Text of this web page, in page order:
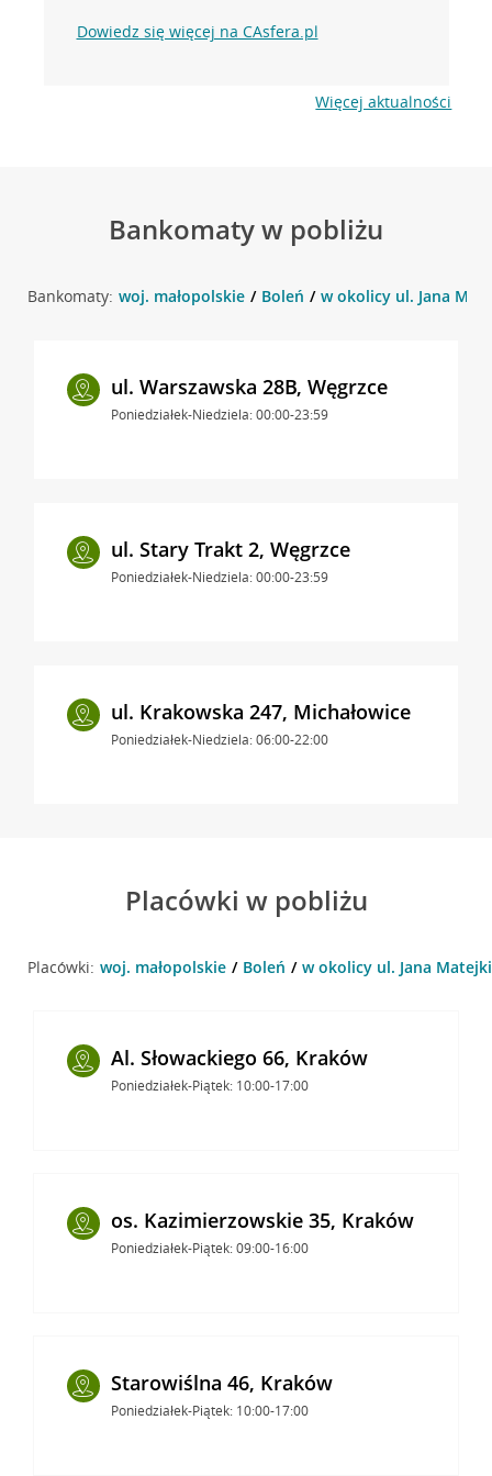
Dowiedz się więcej na CAsfera.pl
Więcej aktualności
Bankomaty w pobliżu
Bankomaty: woj. małopolskie Boleń w okolicy ul. Jana
ul. Warszawska 28B, Węgrzce
Poniedziałek-Niedziela: 00:00-23:59
ul. Stary Trakt 2, Węgrzce
Poniedziałek-Niedziela: 00:00-23:59
ul. Krakowska 247, Michałowice
Poniedziałek-Niedziela: 06:00-22:00
Placówki w pobliżu
Placówki: woj. małopolskie Boleń w okolicy ul. Jana
Al. Słowackiego 66, Kraków
Poniedziałek-Piątek: 10:00-17:00
os. Kazimierzowskie 35, Kraków
Poniedziałek-Piątek: 09:00-16:00
Starowiślna 46, Kraków
Poniedziałek-Piątek: 10:00-17:00